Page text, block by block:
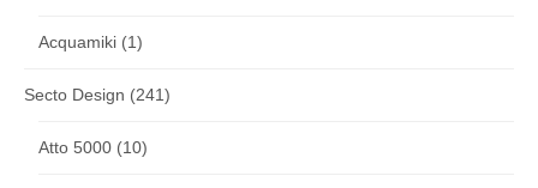
Acquamiki (1)
Secto Design (241)
Atto 5000 (10)